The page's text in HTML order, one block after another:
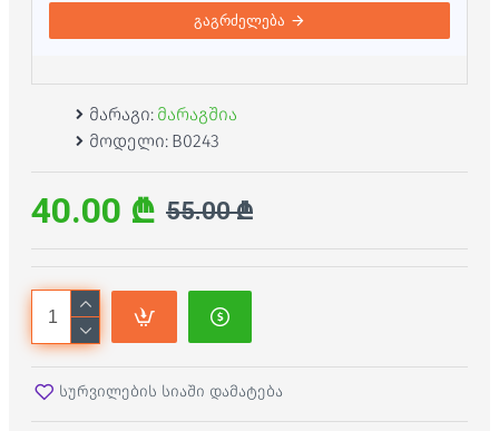
გაგრძელება
მარაგი: მარაგშია
მოდელი: B0243
40.00 ₾ 55.00 ₾
სურვილების სიაში დამატება